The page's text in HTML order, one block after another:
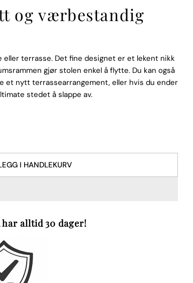
og værbestandig
terrasse. Det fine designet er et lekent nikk
gjør stolen enkel å flytte. Du kan også
et nytt terrassearrangement, eller hvis du ender
stedet å slappe av.
TONI CHAIR SET ANTHRACITE (2 PCS)
TONI CHAIR SET ANTHRACITE (2 PCS)
I HANDLEKURV
alltid 30 dager!